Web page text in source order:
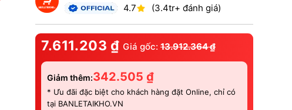
4.7
(3.4tr+ đánh giá)
7.611.203 ₫ Giá gốc: 13.912.364₫
Giảm thêm:342.505₫
* Ưu đãi đặc biệt cho khách hàng đặt Online, chỉ có
tại BANLETAIKHO.VN